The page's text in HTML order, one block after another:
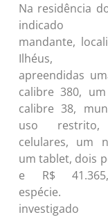
Na residência
indicado
mandante,
Ilhéus,
apreendidas
calibre 380,
calibre 38,
uso restrito,
celulares, um
um tablet, dois
e R$
espécie.